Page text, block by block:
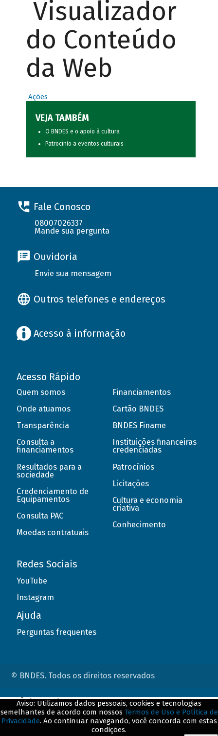
Visualizador
do Conteúdo
da Web
Ações
VEJA TAMBÉM
O BNDES e o apoio à cultura
Patrocínio a eventos culturais
Fale Conosco
08007026337
Mande sua pergunta
Ouvidoria
Envie sua mensagem
Outros telefones e endereços
Acesso à informação
Acesso Rápido
Quem somos
Onde atuamos
Transparência
Consulta a
financiamentos
Resultados para a
sociedade
Credenciamento de
Equipamentos
Consulta PAC
Moedas contratuais
Financiamentos
Cartão BNDES
BNDES Finame
Instituições financeiras
credenciadas
Patrocínios
Licitações
Cultura e economia
criativa
Conhecimento
Redes Sociais
YouTube
Instagram
Ajuda
Perguntas frequentes
© BNDES. Todos os direitos reservados
Aviso: Utilizamos dados pessoais, cookies e tecnologias
semelhantes de acordo com nossos Termos de Uso e Política de
Privacidade. Ao continuar navegando, você concorda com estas
condições.
ConteÃºdo complementar
${title}${badge}